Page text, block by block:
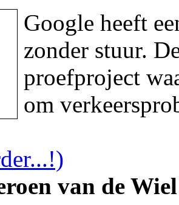
Google heeft
zonder stuur.
proefproject
om
van de Wiel